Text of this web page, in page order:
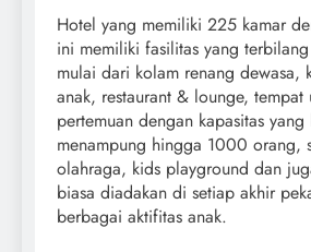
Hotel yang memiliki 225 kamar
ini memiliki fasilitas yang
mulai dari kolam renang dewasa,
anak, restaurant & lounge, tempat
pertemuan dengan kapasitas yang
menampung hingga 1000 orang,
olahraga, kids playground dan
biasa diadakan di setiap akhir
berbagai aktifitas anak.